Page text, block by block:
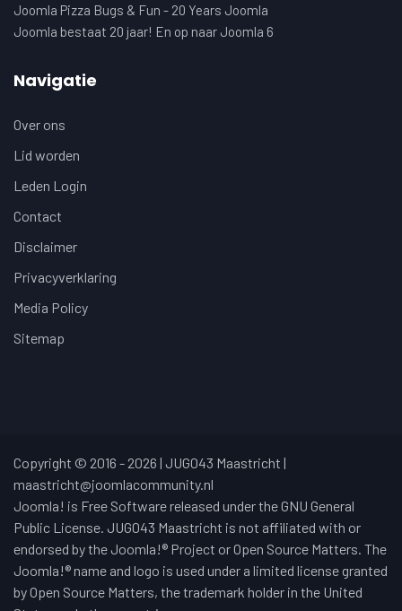
Joomla Pizza Bugs & Fun - 20 Years Joomla
Joomla bestaat 20 jaar! En op naar Joomla 6
Navigatie
Over ons
Lid worden
Leden Login
Contact
Disclaimer
Privacyverklaring
Media Policy
Sitemap
Copyright © 2016 - 2026 | JUG043 Maastricht |
maastricht@joomlacommunity.nl
Joomla! is Free Software released under the GNU General
Public License. JUG043 Maastricht is not affiliated with or
endorsed by the Joomla!® Project or Open Source Matters. The
Joomla!® name and logo is used under a limited license granted
by Open Source Matters, the trademark holder in the United